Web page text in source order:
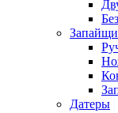
Датеры